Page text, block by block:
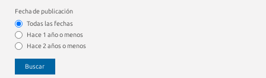
Fecha de publicación
Todas las fechas
Hace 1 año o menos
Hace 2 años o menos
Buscar